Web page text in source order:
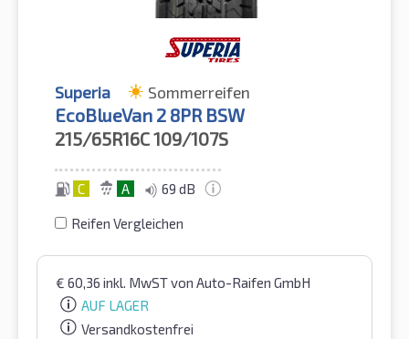
Superia Sommerreifen
EcoBlueVan 2 8PR BSW
215/65R16C109/107S
C A 69 dB
Reifen Vergleichen
€ 60,36 inkl. MwSTvon Auto-Raifen GmbH
AUF LAGER
Versandkostenfrei